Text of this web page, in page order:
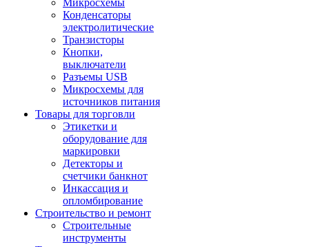
Микросхемы
Конденсаторы
электролитические
Транзисторы
Кнопки,
выключатели
Разъемы USB
Микросхемы для
источников питания
Товары для торговли
Этикетки и
оборудование для
маркировки
Детекторы и
счетчики банкнот
Инкассация и
опломбирование
Строительство и ремонт
Строительные
инструменты